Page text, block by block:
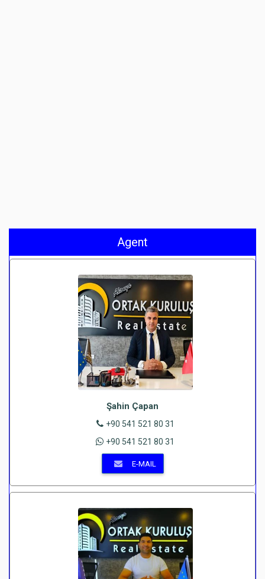
Agent
Şahin Çapan
+90 541 521 80 31
+90 541 521 80 31
E-MAIL